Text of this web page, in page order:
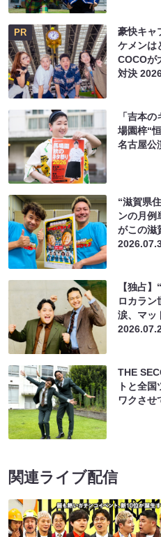
PR
豪快キャ
ケメンは
COCOが
対決
「吉本
場園梓“
名古屋公
“滋賀県
ンの月例
がこの滋
【独占
ロカラン
涙、マッ
THE
トと全
ワクさ
関連ライブ配信